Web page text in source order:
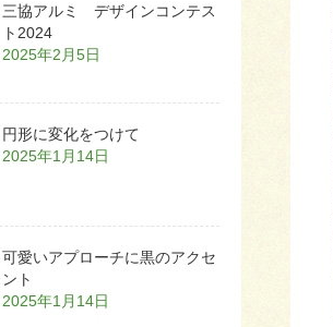
三協アルミ デザインコンテス
ト2024
2025年2月5日
円形に変化をつけて
2025年1月14日
可愛いアプローチに黒のアクセ
ント
2025年1月14日